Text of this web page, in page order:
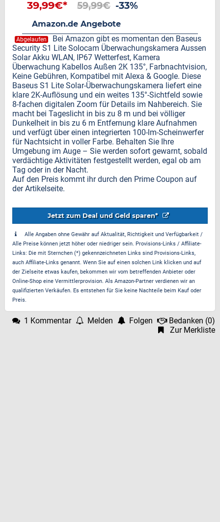
39,99€* 59,99€ -33%
Amazon.de Angebote
Abgelaufen
Bei Amazon gibt es momentan den Baseus
Security S1 Lite Solocam Überwachungskamera Aussen
Solar Akku WLAN, IP67 Wetterfest, Kamera
Überwachung Kabellos Außen 2K 135°, Farbnachtvision,
Keine Gebühren, Kompatibel mit Alexa & Google. Diese
Baseus S1 Lite Solar-Überwachungskamera liefert eine
klare 2K-Auflösung und ein weites 135°-Sichtfeld sowie
8-fachen digitalen Zoom für Details im Nahbereich. Sie
macht bei Tageslicht in bis zu 8 m und bei völliger
Dunkelheit in bis zu 6 m Entfernung klare Aufnahmen
und verfügt über einen integrierten 100-lm-Scheinwerfer
für Nachtsicht in voller Farbe. Behalten Sie Ihre
Umgebung im Auge – Sie werden sofort gewarnt, sobald
verdächtige Aktivitäten festgestellt werden, egal ob am
Tag oder in der Nacht.
Auf den Preis kommt ihr durch den Prime Coupon auf
der Artikelseite.
Jetzt zum Deal und Geld sparen*
Alle Angaben ohne Gewähr auf Aktualität, Richtigkeit und Verfügbarkeit /
Alle Preise können jetzt höher oder niedriger sein. Provisions-Links / Affiliate-
Links: Die mit Sternchen (*) gekennzeichneten Links sind Provisions-Links,
auch Affiliate-Links genannt. Wenn Sie auf einen solchen Link klicken und auf
der Zielseite etwas kaufen, bekommen wir vom betreffenden Anbieter oder
Online-Shop eine Vermittlerprovision. Als Amazon-Partner verdienen wir an
qualifizierten Verkäufen. Es entstehen für Sie keine Nachteile beim Kauf oder
Preis.
1 Kommentar Melden Folgen Bedanken (0)
Zur Merkliste